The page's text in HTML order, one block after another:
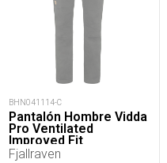
BHN041114-C
Pantalón Hombre Vidda
Pro Ventilated
Improved Fit
Fjallraven